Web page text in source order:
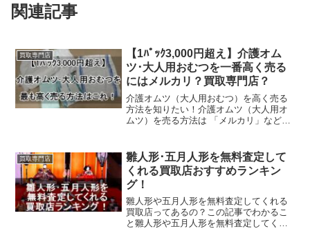
関連記事
買取専門店
【1ﾊﾟｯｸ3,000円超え】介護オム
ツ･大人用おむつを一番高く売る
にはメルカリ？買取専門店？
介護オムツ（大人用おむつ）を高く売る
方法を知りたい！介護オムツ（大人用オ
ムツ）を売る方法は 「メルカリ」などの
つけてくれるお店に売る リサイクルショ
ップ（ブックオフ・ハ...
買取専門店
雛人形･五月人形を無料査定して
くれる買取店おすすめランキン
グ！
雛人形や五月人形を無料査定してくれる
買取店ってあるの？この記事でわかるこ
と雛人形や五月人形を無料査定してくれ